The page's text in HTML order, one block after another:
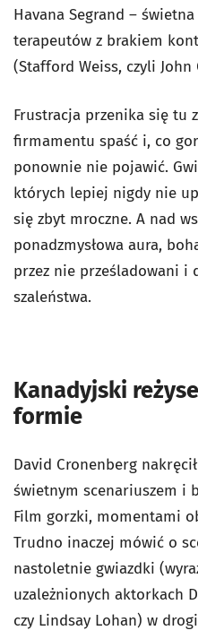
Havana Segrand –
terapeutów z brakiem
(Stafford Weiss, czyli John
Frustracja przenika się tu
firmamentu spaść i, co
ponownie nie pojawić.
których lepiej nigdy nie
się zbyt mroczne. A nad
ponadzmysłowa aura,
przez nie prześladowani i
szaleństwa.
Kanadyjski
formie
David Cronenberg
świetnym scenariuszem i
Film gorzki, momentami
Trudno inaczej mówić o
nastoletnie gwiazdki
uzależnionych aktorkach
czy Lindsay Lohan) w